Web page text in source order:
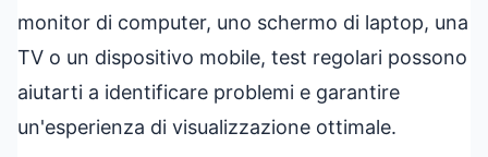
monitor di computer, uno schermo di laptop, una
TV o un dispositivo mobile, test regolari possono
aiutarti a identificare problemi e garantire
un'esperienza di visualizzazione ottimale.